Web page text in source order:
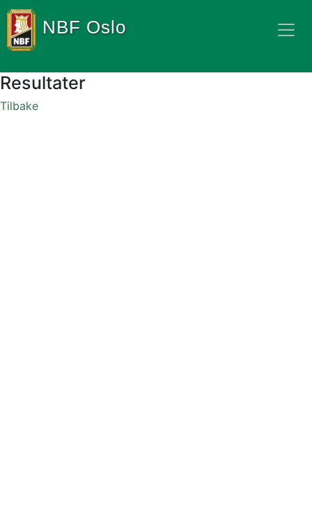
NBF Oslo
Resultater
Tilbake